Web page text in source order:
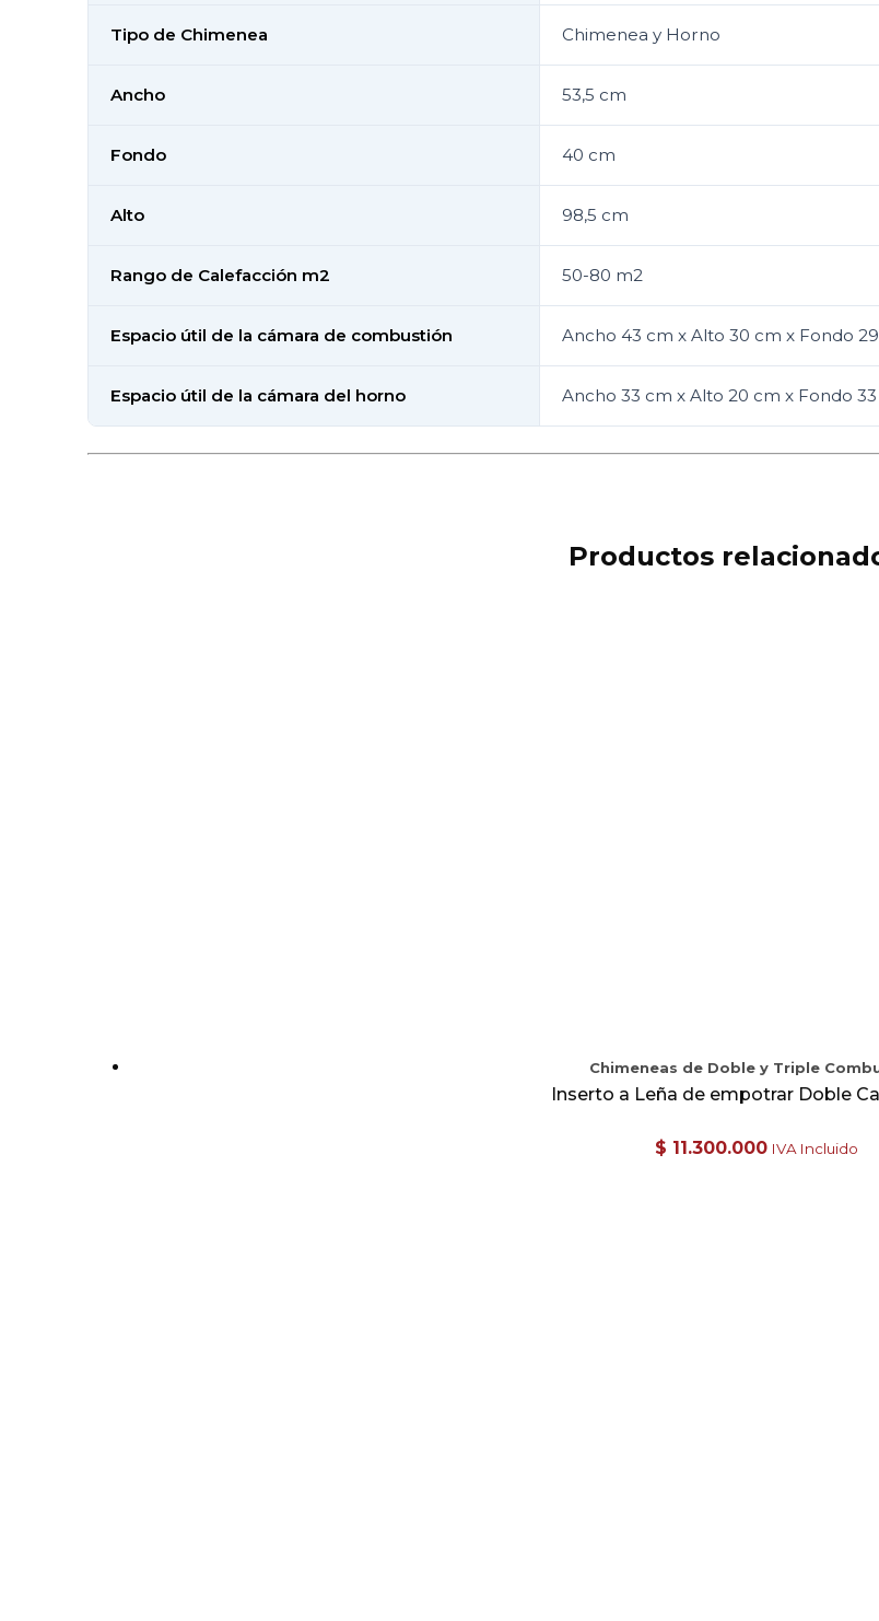
Tipo de Chimenea Chimenea y Horno
Ancho 53,5 cm
Fondo 40 cm
Alto 98,5 cm
Rango de Calefacción m2 50-80 m2
Espacio útil de la cámara de combustión Ancho 43 cm x Alto 30 cm x Fondo
Espacio útil de la cámara del horno Ancho 33 cm x Alto 20 cm x Fondo
Productos
Chimeneas de Doble y Triple
Inserto a Leña de empotrar Doble
$ 11.300.000 IVA Incluido